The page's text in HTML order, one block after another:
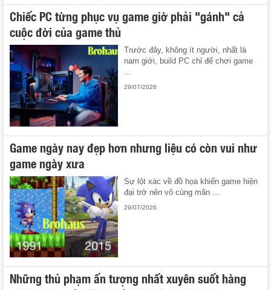
Chiếc PC từng phục vụ game giờ phải "gánh" cả
cuộc đời của game thủ
Trước đây, không ít người, nhất là
nam giới, build PC chỉ để chơi game
...
29/07/2026
Game ngày nay đẹp hơn nhưng liệu có còn vui như
game ngày xưa
Sự lột xác về đồ họa khiến game hiện
đại trở nên vô cùng mãn ...
29/07/2026
Những thủ phạm ấn tượng nhất xuyên suốt hàng